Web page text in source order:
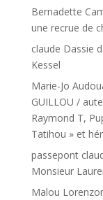
Bernadette
une recrue de
claude Dassie
Kessel
Marie-Jo
GUILLOU /
Raymond T,
Tatihou » et
passepont
Monsieur
Malou